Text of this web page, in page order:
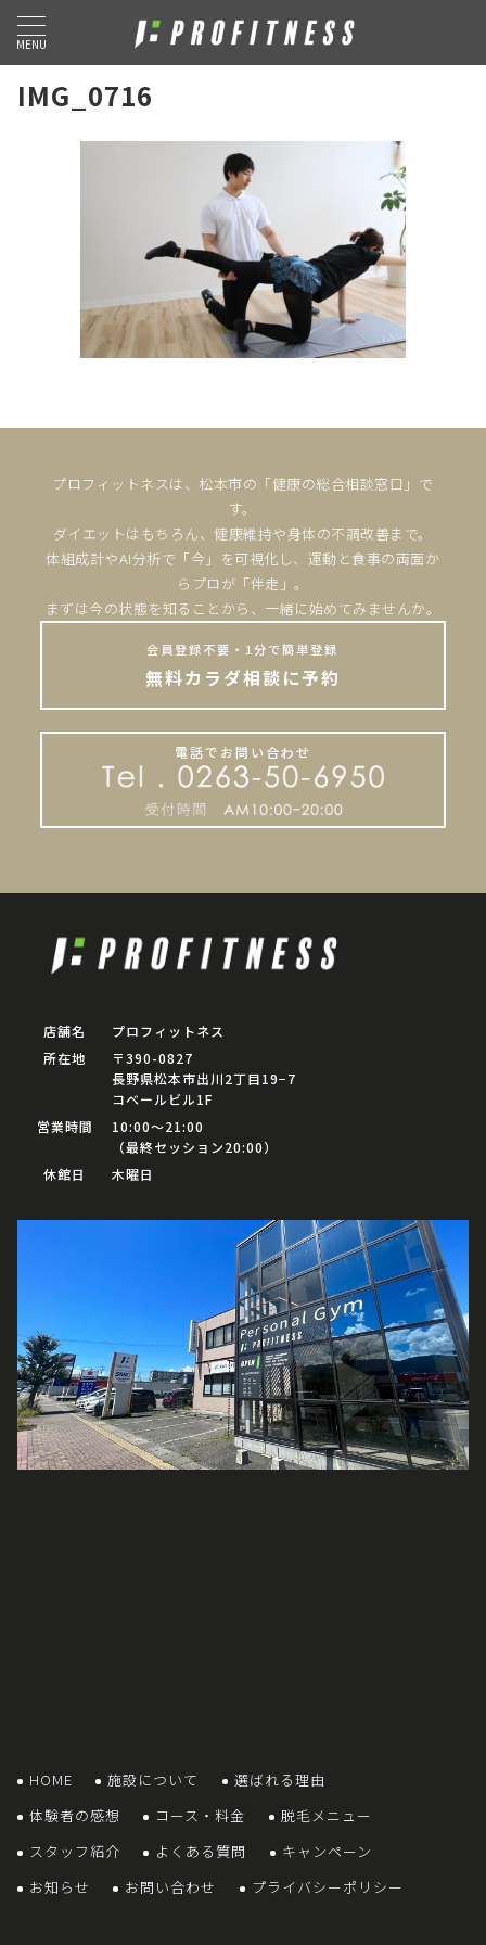
MENU
IMG_0716
プロフィットネスは、松本市の「健康の総合相談窓口」で
す。
ダイエットはもちろん、健康維持や身体の不調改善まで。
体組成計やAI分析で「今」を可視化し、運動と食事の両面か
らプロが「伴走」。
まずは今の状態を知ることから、一緒に始めてみませんか。
会員登録不要・1分で簡単登録
無料カラダ相談に予約
電話でお問い合わせ
店舗名
プロフィットネス
所在地
〒390-0827
長野県松本市出川2丁目19−7
コベールビル1F
営業時間
10:00〜21:00
（最終セッション20:00）
休館日
木曜日
HOME 施設について
選ばれる理由
体験者の感想
コース・料金
脱毛メニュー
スタッフ紹介
よくある質問
キャンペーン
お知らせ
お問い合わせ プライバシーポリシー